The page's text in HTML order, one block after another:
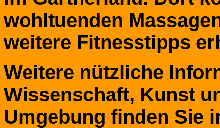
wohltuenden
weitere Fitnesstipps
Weitere nützliche
Wissenschaft, Kunst
Umgebung finden Sie